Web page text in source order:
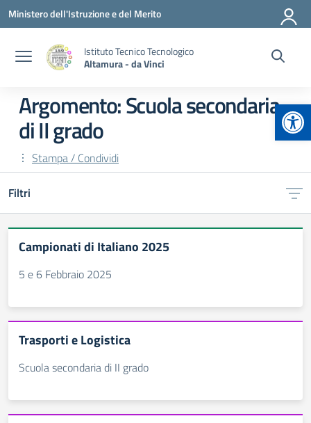
Vai ai contenuti
Vai al menu di navigazione
Vai al footer
Ministero dell'Istruzione e del Merito
Istituto Tecnico Tecnologico
Altamura - da Vinci
Argomento: Scuola secondaria
di II grado
Stampa / Condividi
Filtri
Campionati di Italiano 2025
5 e 6 Febbraio 2025
Trasporti e Logistica
Scuola secondaria di II grado